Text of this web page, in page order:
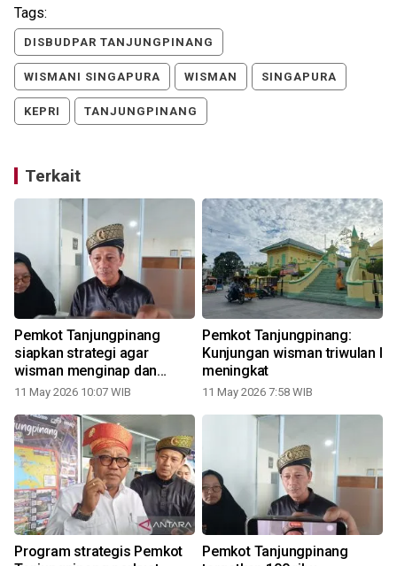
Tags:
DISBUDPAR TANJUNGPINANG
WISMANI SINGAPURA WISMAN SINGAPURA
KEPRI TANJUNGPINANG
Terkait
Pemkot Tanjungpinang
siapkan strategi agar
wisman menginap dan
berbelanja
11 May 2026 10:07 WIB
Pemkot Tanjungpinang:
Kunjungan wisman triwulan I
meningkat
11 May 2026 7:58 WIB
Program strategis Pemkot
Pemkot Tanjungpinang